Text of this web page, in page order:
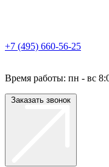
+7 (495) 660-56-25
Время работы: пн - вс
Заказать звонок